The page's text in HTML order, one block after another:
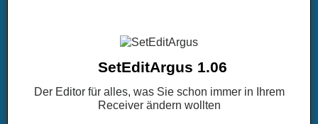
SetEditArgus 1.06
Der Editor für alles, was Sie schon immer in Ihrem
Receiver ändern wollten